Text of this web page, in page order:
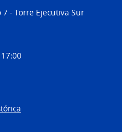
7 - Torre Ejecutiva Sur